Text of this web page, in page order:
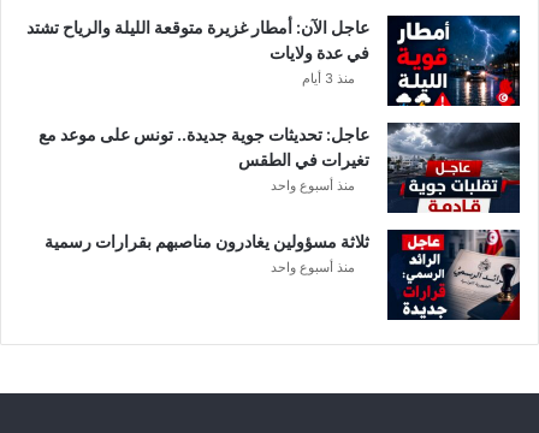
ب
ر
ا
ل
ت
ن
س
ي
عاجل الآن: أمطار غزيرة متوقعة الليلة والرياح تشتد
في عدة ولايات
منذ 3 أيام
عاجل: تحديثات جوية جديدة.. تونس على موعد مع
تغيرات في الطقس
منذ أسبوع واحد
ثلاثة مسؤولين يغادرون مناصبهم بقرارات رسمية
منذ أسبوع واحد